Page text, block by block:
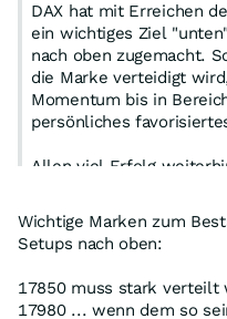
DAX hat mit Erreichen
ein wichtiges Ziel
nach oben zugemacht.
die Marke verteidigt
Momentum bis in
persönliches
Allen viel Erfolg
Wichtige Marken zum
Setups nach oben:
17850 muss stark verteilt
17980 ... wenn dem so